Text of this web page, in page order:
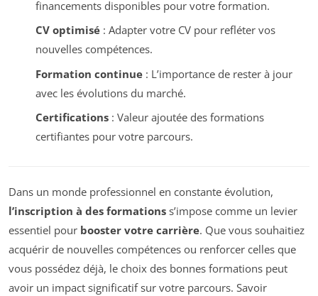
financements disponibles pour votre formation.
CV optimisé: Adapter votre CV pour refléter vos
nouvelles compétences.
Formation continue: L’importance de rester à jour
avec les évolutions du marché.
Certifications: Valeur ajoutée des formations
certifiantes pour votre parcours.
Dans un monde professionnel en constante évolution,
l’inscription à des formations s’impose comme un levier
essentiel pour booster votre carrière. Que vous souhaitiez
acquérir de nouvelles compétences ou renforcer celles que
vous possédez déjà, le choix des bonnes formations peut
avoir un impact significatif sur votre parcours. Savoir